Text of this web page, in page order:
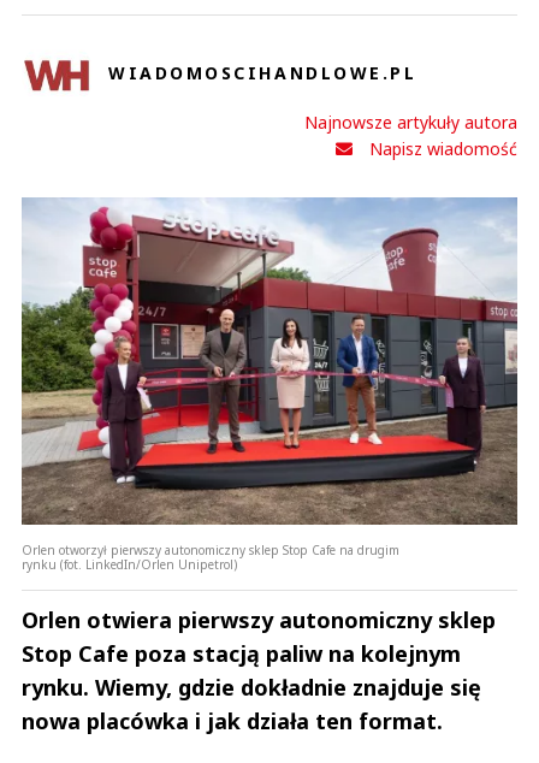
WIADOMOSCIHANDLOWE.PL
Najnowsze artykuły autora
Napisz wiadomość
Orlen otworzył pierwszy autonomiczny sklep Stop Cafe na drugim
rynku (fot. LinkedIn/Orlen Unipetrol)
Orlen otwiera pierwszy autonomiczny sklep
Stop Cafe poza stacją paliw na kolejnym
rynku. Wiemy, gdzie dokładnie znajduje się
nowa placówka i jak działa ten format.